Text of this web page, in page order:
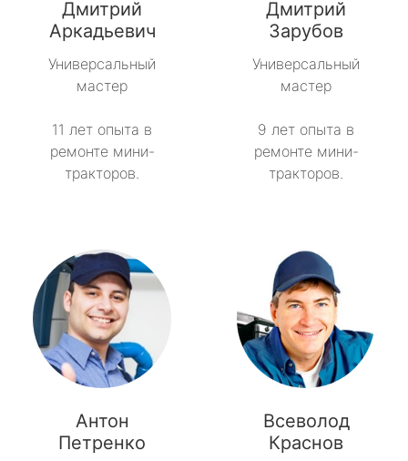
Дмитрий
Аркадьевич
Универсальный
мастер
11 лет опыта в
ремонте мини-
тракторов.
Дмитрий
Зарубов
Универсальный
мастер
9 лет опыта в
ремонте мини-
тракторов.
Антон
Петренко
Всеволод
Краснов